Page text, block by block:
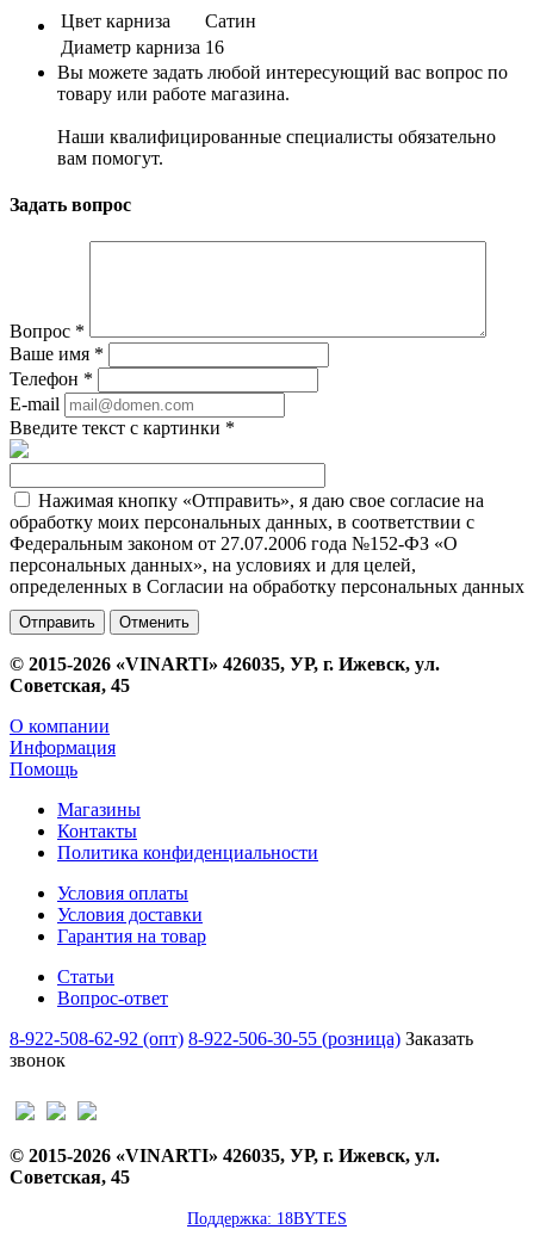
Цвет карниза
Сатин
Диаметр карниза 16
Вы можете задать любой интересующий вас вопрос по
товару или работе магазина.
Наши квалифицированные специалисты обязательно
вам помогут.
Задать вопрос
Вопрос *
Ваше имя *
Телефон *
E-mail
Введите текст с картинки *
Нажимая кнопку «Отправить», я даю свое согласие на
обработку моих персональных данных, в соответствии с
Федеральным законом от 27.07.2006 года №152-ФЗ «О
персональных данных», на условиях и для целей,
определенных в Согласии на обработку персональных данных
Отменить
© 2015-2026 «VINARTI» 426035, УР, г. Ижевск, ул.
Советская, 45
О компании
Информация
Помощь
Магазины
Контакты
Политика конфиденциальности
Условия оплаты
Условия доставки
Гарантия на товар
Статьи
Вопрос-ответ
8-922-508-62-92 (опт) 8-922-506-30-55 (розница) Заказать
звонок
© 2015-2026 «VINARTI» 426035, УР, г. Ижевск, ул.
Советская, 45
Поддержка: 18BYTES